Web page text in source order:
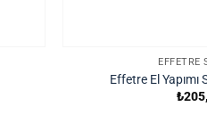
EFFETRE
Effetre El
₺